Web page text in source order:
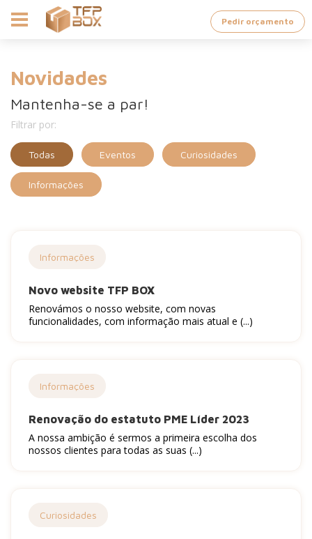
Pedir orçamento
Novidades
Mantenha-se a par!
Filtrar por:
Todas Eventos Curiosidades
Informações
Informações
Novo website TFP BOX
Renovámos o nosso website, com novas
funcionalidades, com informação mais atual e (...)
Informações
Renovação do estatuto PME Líder 2023
A nossa ambição é sermos a primeira escolha dos
nossos clientes para todas as suas (...)
Curiosidades